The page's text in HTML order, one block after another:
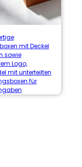
mit Deckel
sowie
Logo,
mit unterteilten
für